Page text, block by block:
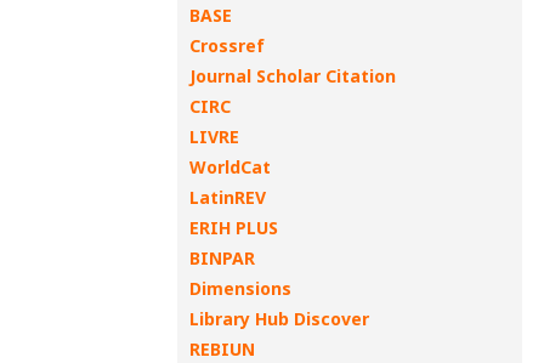
BASE
Crossref
Journal Scholar Citation
CIRC
LIVRE
WorldCat
LatinREV
ERIH PLUS
BINPAR
Dimensions
Library Hub Discover
REBIUN